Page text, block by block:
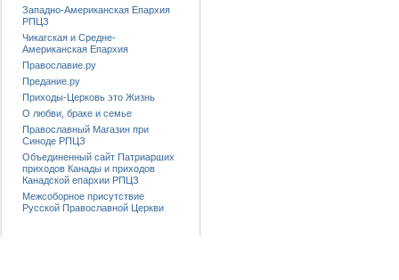
Западно-Американская Епархия
РПЦЗ
Чикагская и Средне-
Американская Епархия
Православие.ру
Предание.ру
Приходы-Церковь это Жизнь
О любви, браке и семье
Православный Магазин при
Синоде РПЦЗ
Объединенный сайт Патриарших
приходов Канады и приходов
Канадской епархии РПЦЗ
Межсоборное присутствие
Русской Православной Церкви